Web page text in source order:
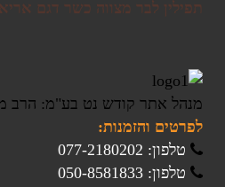
תפילין לבר מצווה כשר דגם
מנהל אתר קודש נט בע"מ: הרב
לפרטים והזמנות:
טלפון: 077-2180202
טלפון: 050-8581833